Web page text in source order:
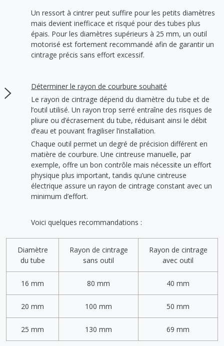
Un ressort à cintrer peut suffire pour les petits diamètres
mais devient inefficace et risqué pour des tubes plus
épais. Pour les diamètres supérieurs à 25 mm, un outil
motorisé est fortement recommandé afin de garantir un
cintrage précis sans effort excessif.
Déterminer le rayon de courbure souhaité
Le rayon de cintrage dépend du diamètre du tube et de
l’outil utilisé. Un rayon trop serré entraîne des risques de
pliure ou d’écrasement du tube, réduisant ainsi le débit
d’eau et pouvant fragiliser l’installation.
Chaque outil permet un degré de précision différent en
matière de courbure. Une cintreuse manuelle, par
exemple, offre un bon contrôle mais nécessite un effort
physique plus important, tandis qu’une cintreuse
électrique assure un rayon de cintrage constant avec un
minimum d’effort.
Voici quelques recommandations :
Diamètre
du tube
Rayon de cintrage
sans outil
Rayon de cintrage
avec outil
16 mm 80 mm 40 mm
20 mm 100 mm 50 mm
25 mm 130 mm 69 mm